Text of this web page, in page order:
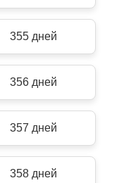
355 дней
356 дней
357 дней
358 дней